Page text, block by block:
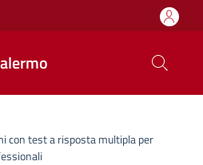
con test a risposta multipla per